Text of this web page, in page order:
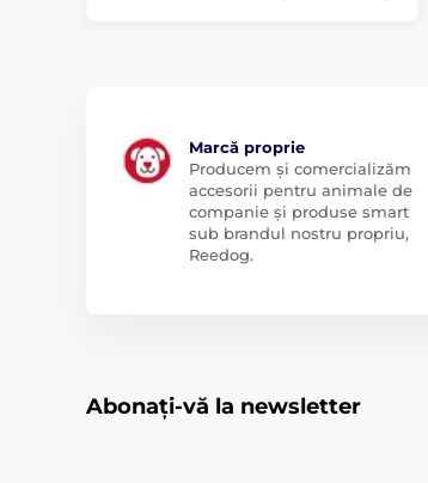
Marcă proprie
Producem și comercializăm
accesorii pentru animale de
companie și produse smart
sub brandul nostru propriu,
Reedog.
Abonați-vă la newsletter